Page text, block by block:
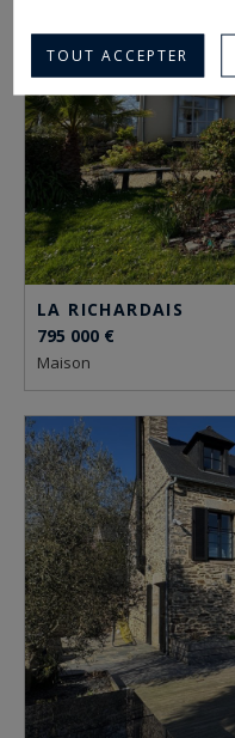
LA RICHARDAIS
795 000 €
maison
TOUT ACCEPTER